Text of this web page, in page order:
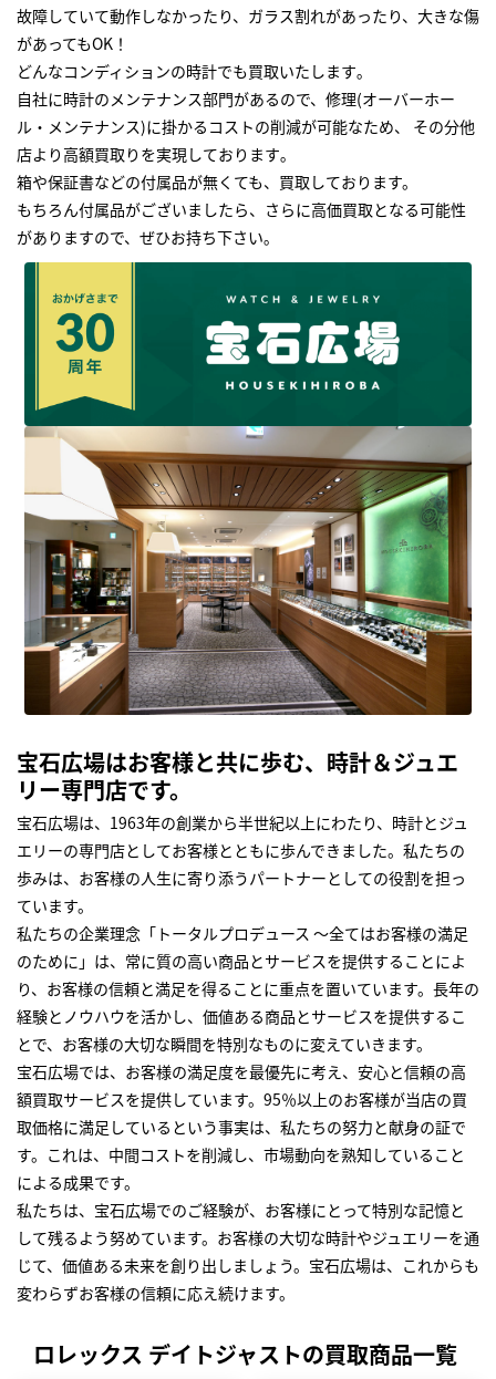
故障していて動作しなかったり、ガラス割れがあったり、大きな傷
があってもOK！
どんなコンディションの時計でも買取いたします｡
自社に時計のメンテナンス部門があるので、修理(オーバーホー
ル・メンテナンス)に掛かるコストの削減が可能なため、 その分他
店より高額買取りを実現しております｡
箱や保証書などの付属品が無くても、買取しております。
もちろん付属品がございましたら、さらに高価買取となる可能性
がありますので、ぜひお持ち下さい｡
宝石広場はお客様と共に歩む、時計＆ジュエ
リー専門店です。
宝石広場は、1963年の創業から半世紀以上にわたり、時計とジュ
エリーの専門店としてお客様とともに歩んできました。私たちの
歩みは、お客様の人生に寄り添うパートナーとしての役割を担っ
ています。
私たちの企業理念「トータルプロデュース ～全てはお客様の満足
のために」は、常に質の高い商品とサービスを提供することによ
り、お客様の信頼と満足を得ることに重点を置いています。長年の
経験とノウハウを活かし、価値ある商品とサービスを提供するこ
とで、お客様の大切な瞬間を特別なものに変えていきます。
宝石広場では、お客様の満足度を最優先に考え、安心と信頼の高
額買取サービスを提供しています。95％以上のお客様が当店の買
取価格に満足しているという事実は、私たちの努力と献身の証で
す。これは、中間コストを削減し、市場動向を熟知していること
による成果です。
私たちは、宝石広場でのご経験が、お客様にとって特別な記憶と
して残るよう努めています。お客様の大切な時計やジュエリーを通
じて、価値ある未来を創り出しましょう。宝石広場は、これからも
変わらずお客様の信頼に応え続けます。
ロレックス デイトジャストの買取商品一覧